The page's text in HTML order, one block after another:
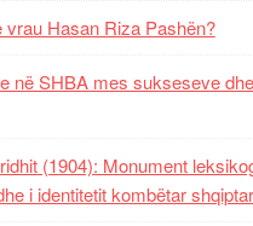
vrau Hasan Riza Pashën?
në SHBA mes sukseseve
(1904): Monument
i identitetit kombëtar shqiptar